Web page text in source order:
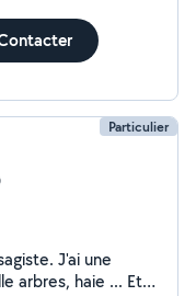
Particulier
arbres, haie ... Et